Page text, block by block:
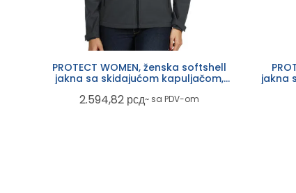
PROTECT WOMEN, ženska softshell
jakna sa skidajućom kapuljačom,
2.594,82 рсд~ sa PDV-om
jakna